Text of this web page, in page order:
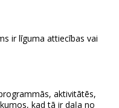
ir līguma attiecības vai
aktivitātēs,
kad tā ir daļa no